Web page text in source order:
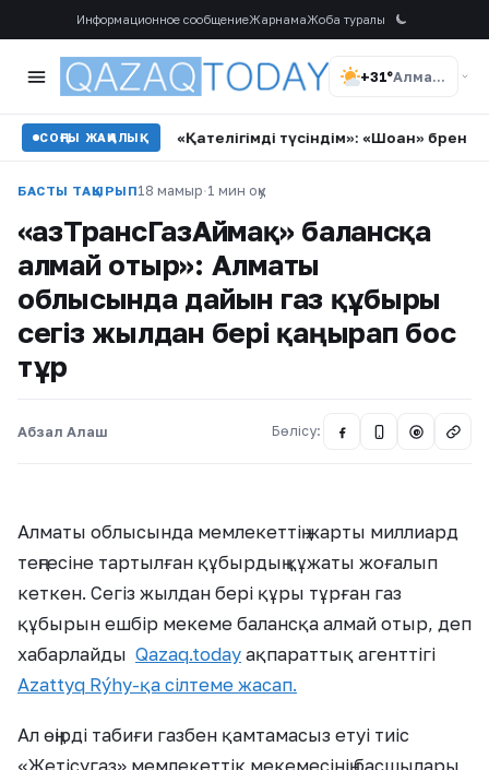
Информационное сообщениеЖарнамаЖоба туралы
+31° Алматы
СОҢҒЫ ЖАҢАЛЫҚ
оранды • «Қателігімді түсіндім»: «Шоқан» брендінің
БАСТЫ ТАҚЫРЫП18 мамыр·1 мин оқу
«ҚазТрансГазАймақ» балансқа
алмай отыр»: Алматы
облысында дайын газ құбыры
сегіз жылдан бері қаңырап бос
тұр
Абзал Алаш Бөлісу: @
Алматы облысында мемлекеттің жарты миллиард
теңгесіне тартылған құбырдың құжаты жоғалып
кеткен. Сегіз жылдан бері құры тұрған газ
құбырын ешбір мекеме балансқа алмай отыр, деп
хабарлайды Qazaq.today ақпараттық агенттігі
Azattyq Rýhy-қа сілтеме жасап.
Ал өңірді табиғи газбен қамтамасыз етуі тиіс
«Жетісугаз» мемлекеттік мекемесінің басшылары